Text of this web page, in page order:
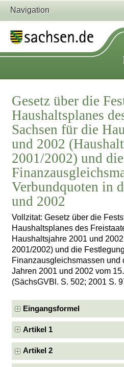
Navigation
Gesetz über die
Haushaltsplanes
Sachsen für die
und 2002
2001/2002) und
Verbundquoten in
und 2002
Vollzitat: Gesetz über die
Haushaltsplanes des
Haushaltsjahre 2001 und
2001/2002) und die
Finanzausgleichsmassen und
Jahren 2001 und 2002 vom
(SächsGVBl. S. 502; 2001 S.
Eingangsformel
Artikel 1
Artikel 2